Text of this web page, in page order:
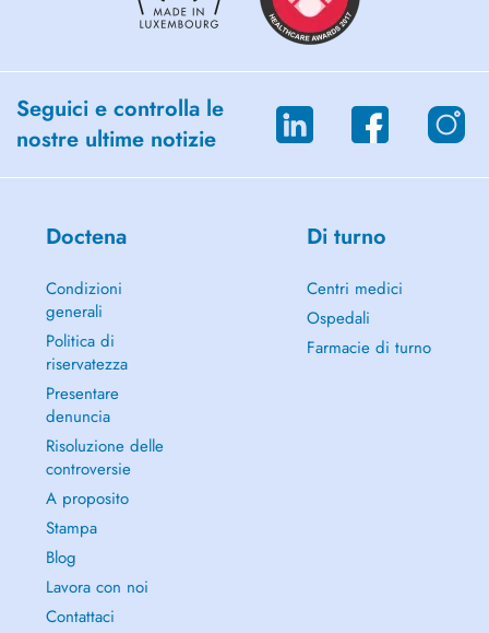
Seguici e controlla le
nostre ultime notizie
Doctena
Condizioni
generali
Politica di
riservatezza
Presentare
denuncia
Risoluzione delle
controversie
A proposito
Stampa
Blog
Lavora con noi
Contattaci
Di turno
Centri medici
Ospedali
Farmacie di turno